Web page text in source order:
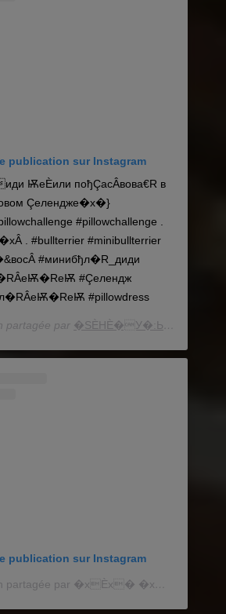
publication sur Instagram
ѬеÈили пођÇасÂвова€R в
Çелендже�x�}
#pillowchallenge .
. #bullterrier #minibullterrier
#минибђл�R_диди
#Çелендж
#pillowdress
partagée par
publication sur Instagram
Une publication partagée par �xÈx� �x� (@myforteisfashion)